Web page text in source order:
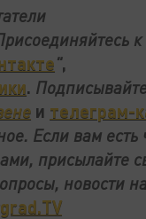
",
.
и телеграм-
Если вам есть
присылайте
новости